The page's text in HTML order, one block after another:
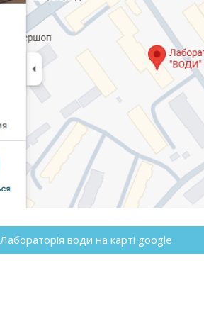
Лабораторія води на карті google